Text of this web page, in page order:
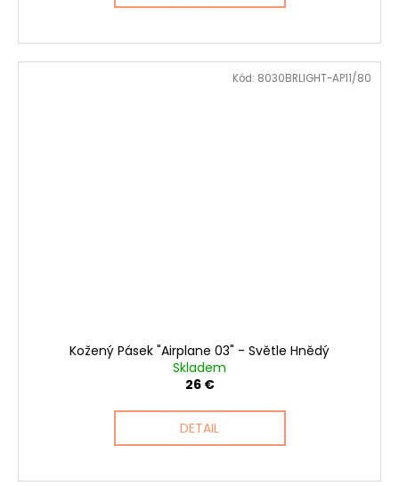
Kožený Pásek "Airplane 03" - Světle Hnědý
Skladem
26 €
DETAIL
Kód: 8030BRLIGHT-AP11/80